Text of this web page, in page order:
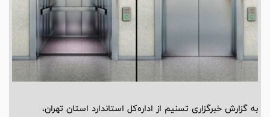
به گزارش خبرگزاری تسنیم از اداره‌کل استاندارد استان تهران،